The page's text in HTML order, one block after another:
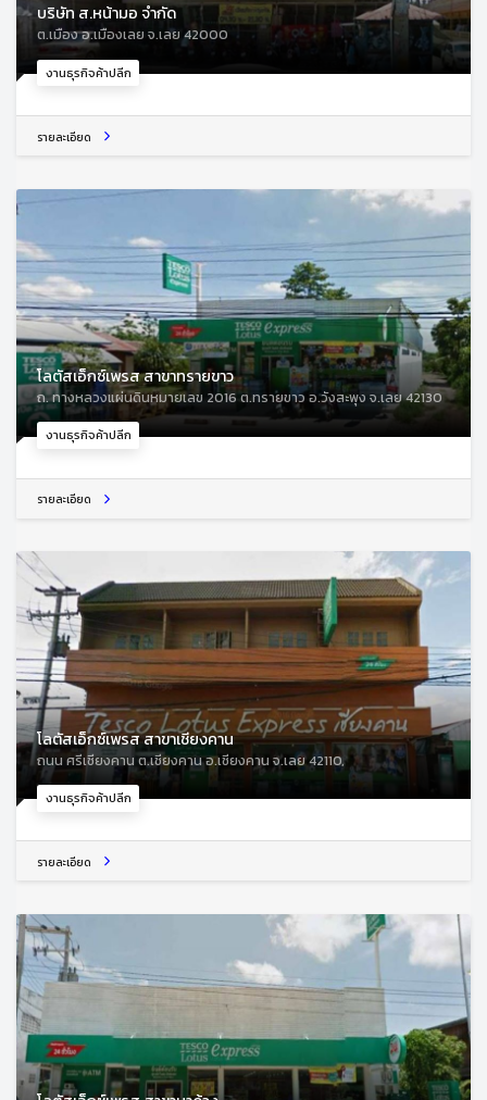
งานธุรกิจค้าปลีก
บริษัท ส.หน้ามอ จำกัด
ต.เมือง อ.เมืองเลย จ.เลย 42000
รายละเอียด
งานธุรกิจค้าปลีก
โลตัสเอ็กซ์เพรส สาขาทรายขาว
ถ. ทางหลวงแผ่นดินหมายเลข 2016 ต.ทรายขาว อ.วังสะพุง จ.เลย 42130
รายละเอียด
งานธุรกิจค้าปลีก
โลตัสเอ็กซ์เพรส สาขาเชียงคาน
ถนน ศรีเชียงคาน ต.เชียงคาน อ.เชียงคาน จ.เลย 42110,
รายละเอียด